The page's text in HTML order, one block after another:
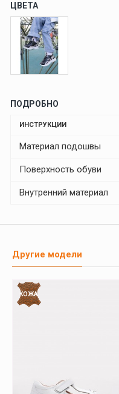
ЦВЕТА
ПОДРОБНО
ИНСТРУКЦИИ
Материал подошвы
Поверхность обуви
Внутренний материал
Другие модели
КОЖА